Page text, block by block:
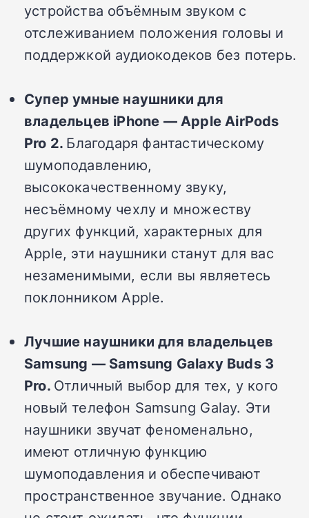
устройства объёмным звуком с
отслеживанием положения головы и
поддержкой аудиокодеков без потерь.
Супер умные наушники для
владельцев iPhone — Apple AirPods
Pro 2. Благодаря фантастическому
шумоподавлению,
высококачественному звуку,
несъёмному чехлу и множеству
других функций, характерных для
Apple, эти наушники станут для вас
незаменимыми, если вы являетесь
поклонником Apple.
Лучшие наушники для владельцев
Samsung — Samsung Galaxy Buds 3
Pro. Отличный выбор для тех, у кого
новый телефон Samsung Galay. Эти
наушники звучат феноменально,
имеют отличную функцию
шумоподавления и обеспечивают
пространственное звучание. Однако